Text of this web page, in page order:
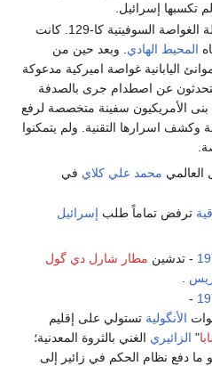
إسرائيل.
غرقت في ظروف مجهولة الغواصة السوفيتية كا-129. كانت
المحيط الهادي . وبعد حين من
اليابانية غواصة اميركية مدعوكة
عن اصطدام جرى بالصدفة
بنى الأمريكيون سفينة متخصصة لرفع
وكشف اسرارها التقنية. ولم يتمكنوا
العالمي محمد علي كلاي في
ترفض تماماً طلب إسرائيل
- تدشين مطار شارل دي گول
-
الأنگولية تستولي على إقليم
" الزائيري الغني بالثروة المعدنية؛
ما دفع نظام الحكم في زائير إلى